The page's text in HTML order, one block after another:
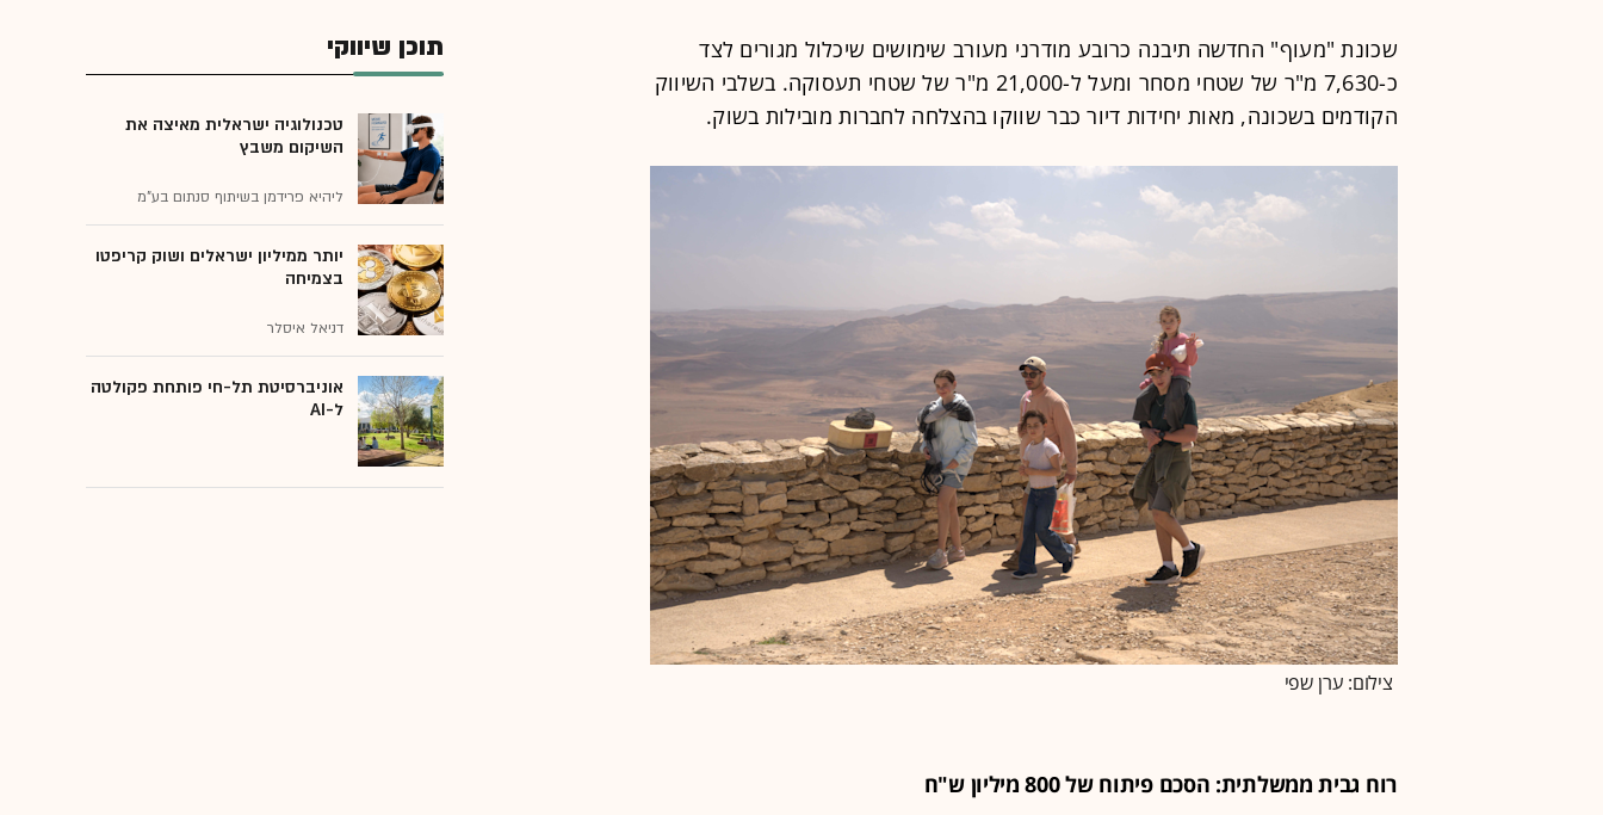
שכונת "מעוף" החדשה תיבנה כרובע מודרני מעורב שימושים שיכלול מגורים לצד
כ-7,630 מ"ר של שטחי מסחר ומעל ל-21,000 מ"ר של שטחי תעסוקה. בשלבי השיווק
הקודמים בשכונה, מאות יחידות דיור כבר שווקו בהצלחה לחברות מובילות בשוק.
צילום: ערן שפי
רוח גבית ממשלתית: הסכם פיתוח של 800 מיליון ש"ח
תוכן שיווקי
טכנולוגיה ישראלית מאיצה את
השיקום משבץ
ליהיא פרידמן בשיתוף סנתום בע"מ
יותר ממיליון ישראלים ושוק קריפטו
בצמיחה
דניאל איסלר
אוניברסיטת תל-חי פותחת פקולטה
ל-AI